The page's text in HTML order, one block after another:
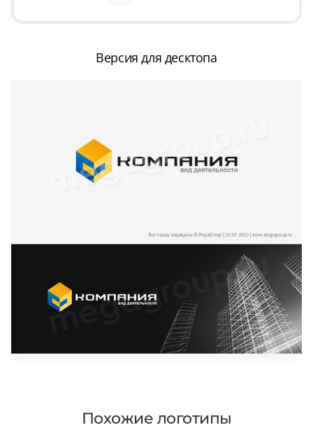
Версия для десктопа
Похожие логотипы